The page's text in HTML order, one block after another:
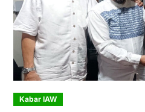
Kabar IAW